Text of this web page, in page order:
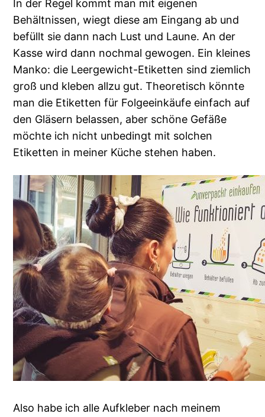
In der Regel kommt man mit eigenen
Behältnissen, wiegt diese am Eingang ab und
befüllt sie dann nach Lust und Laune. An der
Kasse wird dann nochmal gewogen. Ein kleines
Manko: die Leergewicht-Etiketten sind ziemlich
groß und kleben allzu gut. Theoretisch könnte
man die Etiketten für Folgeeinkäufe einfach auf
den Gläsern belassen, aber schöne Gefäße
möchte ich nicht unbedingt mit solchen
Etiketten in meiner Küche stehen haben.
Also habe ich alle Aufkleber nach meinem